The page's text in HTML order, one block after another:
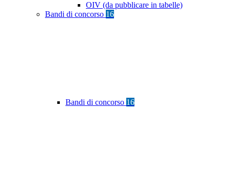
OIV (da pubblicare in tabelle)
Bandi di concorso 16
Bandi di concorso 16